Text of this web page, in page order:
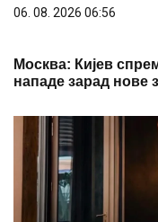
06. 08. 2026 06:56
Москва: Кијев
нападе зарад нове